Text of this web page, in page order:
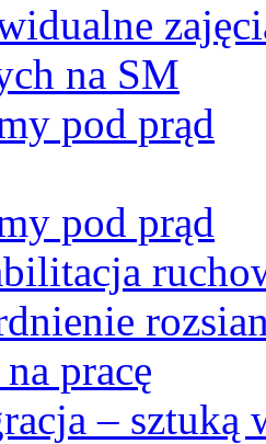
na SM
pod prąd
pod prąd
pracę
– sztuką